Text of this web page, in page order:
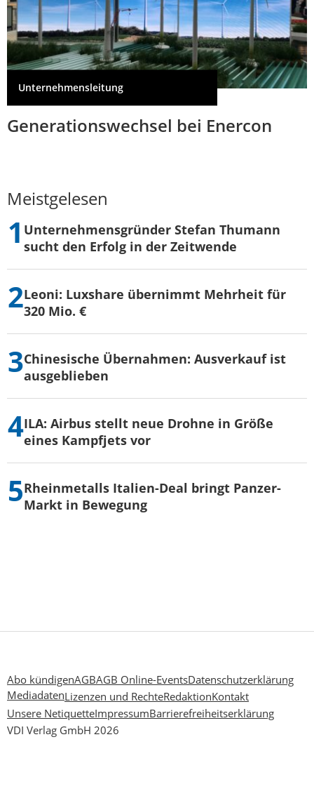
Unternehmensleitung
Generationswechsel bei Enercon
Meistgelesen
Unternehmensgründer Stefan Thumann
sucht den Erfolg in der Zeitwende
Leoni: Luxshare übernimmt Mehrheit für
320 Mio. €
Chinesische Übernahmen: Ausverkauf ist
ausgeblieben
ILA: Airbus stellt neue Drohne in Größe
eines Kampfjets vor
Rheinmetalls Italien-Deal bringt Panzer-
Markt in Bewegung
Abo kündigenAGBAGB Online-EventsDatenschutzerklärung
MediadatenLizenzen und RechteRedaktionKontakt
Unsere NetiquetteImpressumBarrierefreiheitserklärung
VDI Verlag GmbH 2026